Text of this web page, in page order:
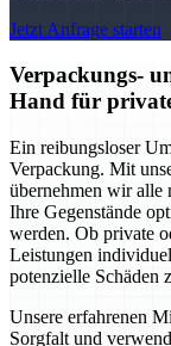
Jetzt Anfrage starten
Verpackungs-
Hand für
Ein reibungsloser
Verpackung. Mit
übernehmen wir alle
Ihre Gegenstände
werden. Ob private
Leistungen
potenzielle Schäden
Unsere erfahrenen
Sorgfalt und